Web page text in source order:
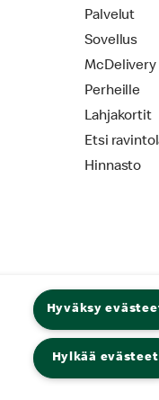
Palvelut
Sovellus
McDelivery
Perheille
Lahjakortit
Etsi
Hinnasto
Hyväksy
Hylkää evästeet